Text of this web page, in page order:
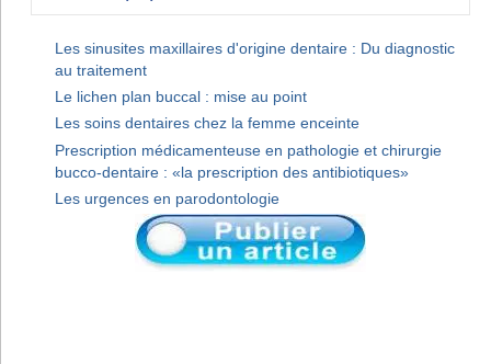
Les sinusites maxillaires d'origine dentaire : Du diagnostic
au traitement
Le lichen plan buccal : mise au point
Les soins dentaires chez la femme enceinte
Prescription médicamenteuse en pathologie et chirurgie
bucco-dentaire : «la prescription des antibiotiques»
Les urgences en parodontologie